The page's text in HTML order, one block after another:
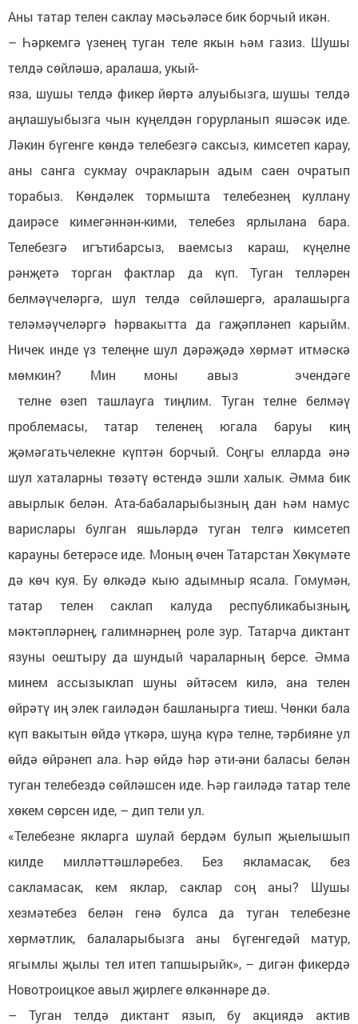
Аны татар телен саклау мәсьәләсе бик борчый икән.
– Һәркемгә үзенең туган теле якын һәм газиз. Шушы
телдә сөйләшә, аралаша, укый-
яза, шушы телдә фикер йөртә алуыбызга, шушы телдә
аңлашуыбызга чын күңелдән горурланып яшәсәк иде.
Ләкин бүгенге көндә телебезгә саксыз, кимсетеп карау,
аны санга сукмау очракларын адым саен очратып
торабыз. Көндәлек тормышта телебезнең куллану
даирәсе кимегәннән-кими, телебез ярлылана бара.
Телебезгә игътибарсыз, ваемсыз караш, күңелне
рәнҗетә торган фактлар да күп. Туган телләрен
белмәүчеләргә, шул телдә сөйләшергә, аралашырга
теләмәүчеләргә hәрвакытта да гаҗәпләнеп карыйм.
Ничек инде үз телеңне шул дәрәҗәдә хөрмәт итмәскә
мөмкин? Мин моны авыз эчендәге
телне өзеп ташлауга тиңлим. Туган телне белмәү
проблемасы, татар теленең югала баруы киң
җәмәгатьчелекне күптән борчый. Соңгы елларда әнә
шул хаталарны төзәтү өстендә эшли халык. Әмма бик
авырлык белән. Ата-бабаларыбызның дан һәм намус
варислары булган яшьләрдә туган телгә кимсетеп
карауны бетерәсе иде. Моның өчен Татарстан Хөкүмәте
дә көч куя. Бу өлкәдә кыю адымныр ясала. Гомумән,
татар телен саклап калуда республикабызның,
мәктәпләрнең, галимнәрнең роле зур. Татарча диктант
язуны оештыру да шундый чараларның берсе. Әмма
минем ассызыклап шуны әйтәсем килә, ана телен
өйрәтү иң элек гаиләдән башланырга тиеш. Чөнки бала
күп вакытын өйдә үткәрә, шуңа күрә телне, тәрбияне ул
өйдә өйрәнеп ала. Һәр өйдә hәр әти-әни баласы белән
туган телебездә сөйләшсен иде. Һәр гаиләдә татар теле
хөкем сөрсен иде, – дип тели ул.
«Телебезне якларга шулай бердәм булып җыелышып
килде милләттәшләребез. Без якламасак, без
сакламасак, кем яклар, саклар соң аны? Шушы
хезмәтебез белән генә булса да туган телебезне
хөрмәтлик, балаларыбызга аны бүгенгедәй матур,
ягымлы җылы тел итеп тапшырыйк», – дигән фикердә
Новотроицкое авыл җирлеге өлкәннәре дә.
– Туган телдә диктант язып, бу акциядә актив